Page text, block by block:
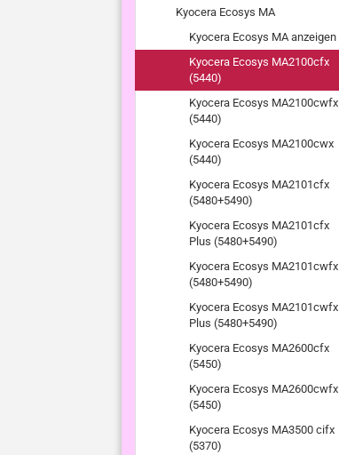
Kyocera Ecosys MA
Kyocera Ecosys MA anzeigen
Kyocera Ecosys MA2100cfx
(5440)
Kyocera Ecosys MA2100cwfx
(5440)
Kyocera Ecosys MA2100cwx
(5440)
Kyocera Ecosys MA2101cfx
(5480+5490)
Kyocera Ecosys MA2101cfx
Plus (5480+5490)
Kyocera Ecosys MA2101cwfx
(5480+5490)
Kyocera Ecosys MA2101cwfx
Plus (5480+5490)
Kyocera Ecosys MA2600cfx
(5450)
Kyocera Ecosys MA2600cwfx
(5450)
Kyocera Ecosys MA3500 cifx
(5370)